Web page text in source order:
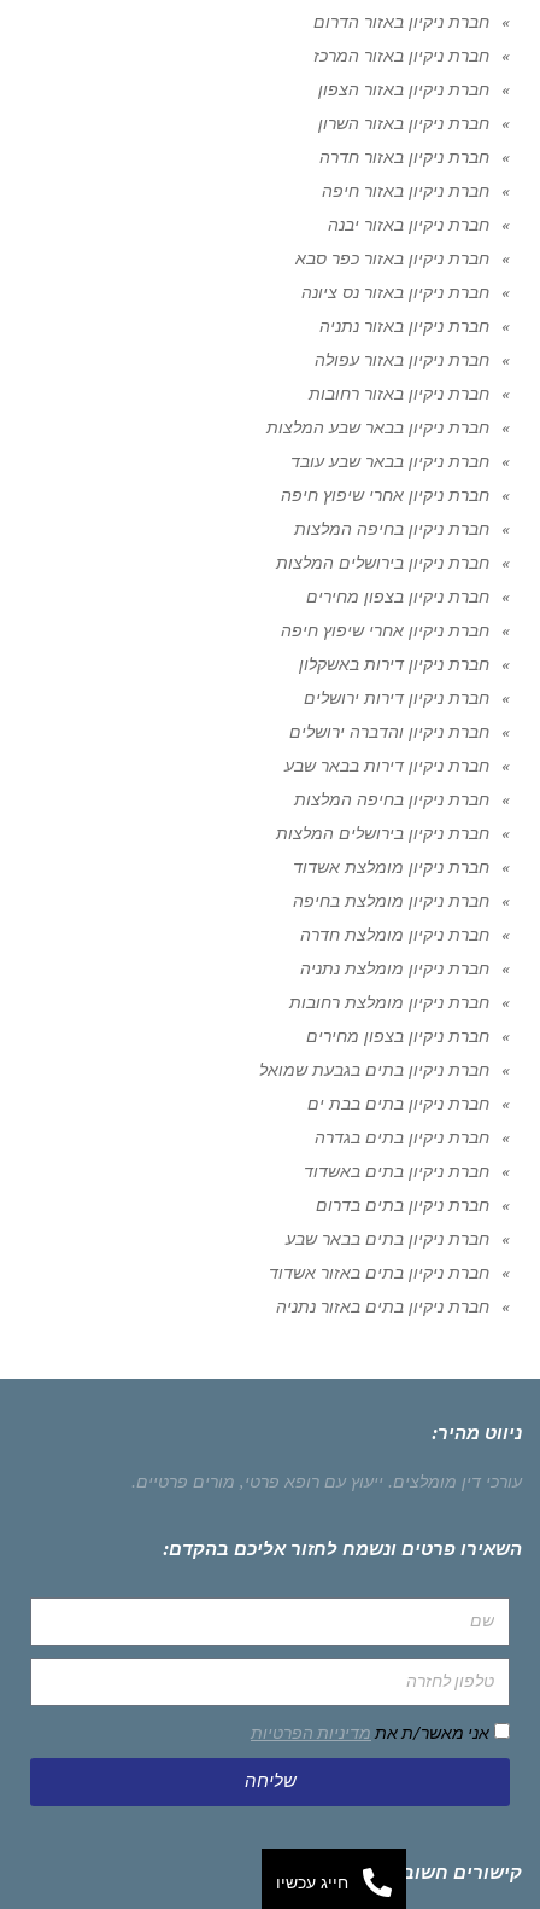
חברת ניקיון באזור הדרום
חברת ניקיון באזור המרכז
חברת ניקיון באזור הצפון
חברת ניקיון באזור השרון
חברת ניקיון באזור חדרה
חברת ניקיון באזור חיפה
חברת ניקיון באזור יבנה
חברת ניקיון באזור כפר סבא
חברת ניקיון באזור נס ציונה
חברת ניקיון באזור נתניה
חברת ניקיון באזור עפולה
חברת ניקיון באזור רחובות
חברת ניקיון בבאר שבע המלצות
חברת ניקיון בבאר שבע עובד
חברת ניקיון אחרי שיפוץ חיפה
חברת ניקיון בחיפה המלצות
חברת ניקיון בירושלים המלצות
חברת ניקיון בצפון מחירים
חברת ניקיון אחרי שיפוץ חיפה
חברת ניקיון דירות באשקלון
חברת ניקיון דירות ירושלים
חברת ניקיון והדברה ירושלים
חברת ניקיון דירות בבאר שבע
חברת ניקיון בחיפה המלצות
חברת ניקיון בירושלים המלצות
חברת ניקיון מומלצת אשדוד
חברת ניקיון מומלצת בחיפה
חברת ניקיון מומלצת חדרה
חברת ניקיון מומלצת נתניה
חברת ניקיון מומלצת רחובות
חברת ניקיון בצפון מחירים
חברת ניקיון בתים בגבעת שמואל
חברת ניקיון בתים בבת ים
חברת ניקיון בתים בגדרה
חברת ניקיון בתים באשדוד
חברת ניקיון בתים בדרום
חברת ניקיון בתים בבאר שבע
חברת ניקיון בתים באזור אשדוד
חברת ניקיון בתים באזור נתניה
ניווט מהיר:
עורכי דין מומלצים. ייעוץ עם רופא פרטי, מורים פרטיים.
השאירו פרטים ונשמח לחזור אליכם בהקדם:
אני מאשר/ת את מדיניות הפרטיות
שליחה
קישורים חשובים חייג עכשיו